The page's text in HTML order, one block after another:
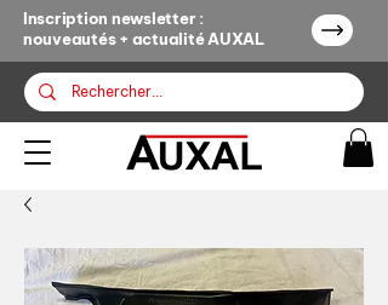
Inscription newsletter :
nouveautés + actualité AUXAL